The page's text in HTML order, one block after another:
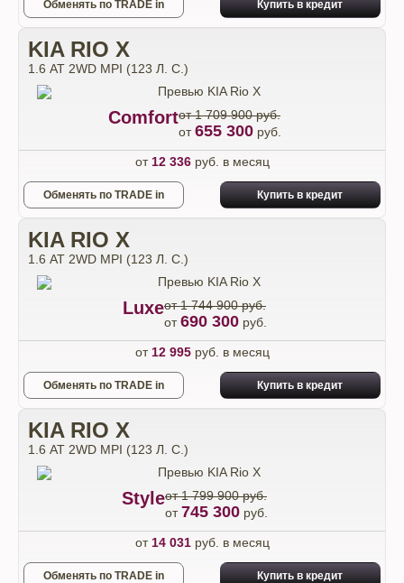
Обменять по TRADE in Купить в кредит
KIA RIO X
1.6 АТ 2WD MPI (123 Л. C.)
Comfortот 1 709 900 руб.
от655 300 руб.
от 12 336руб. в месяц
Обменять по TRADE in Купить в кредит
KIA RIO X
1.6 АТ 2WD MPI (123 Л. C.)
Luxeот 1 744 900 руб.
от690 300 руб.
от 12 995руб. в месяц
Обменять по TRADE in Купить в кредит
KIA RIO X
1.6 АТ 2WD MPI (123 Л. C.)
Styleот 1 799 900 руб.
от745 300 руб.
от 14 031руб. в месяц
Обменять по TRADE in Купить в кредит